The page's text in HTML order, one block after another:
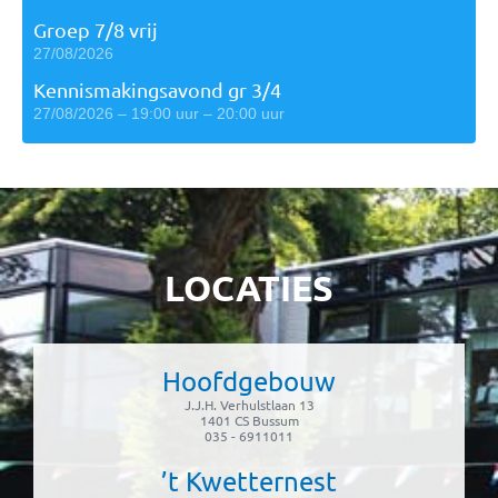
Groep 7/8 vrij
27/08/2026
Kennismakingsavond gr 3/4
27/08/2026 – 19:00 uur – 20:00 uur
LOCATIES
Hoofdgebouw
J.J.H. Verhulstlaan 13
1401 CS Bussum
035 - 6911011
’t Kwetternest